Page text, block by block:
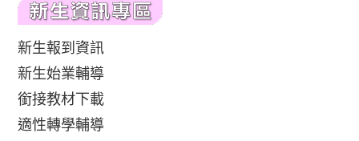
新生報到資訊
新生始業輔導
銜接教材下載
適性轉學輔導